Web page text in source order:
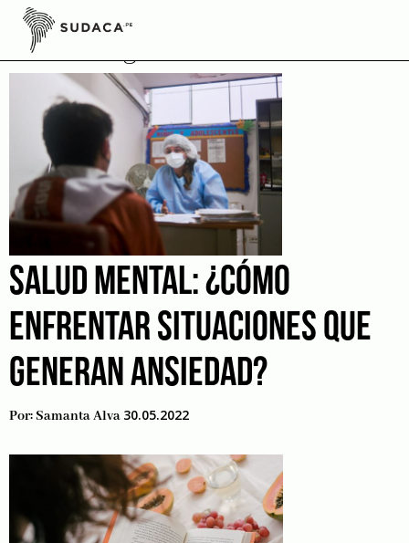
Skip
contentCoaching
SALUD MENTAL: ¿CÓMO
ENFRENTAR SITUACIONES QUE
GENERAN ANSIEDAD?
Por:Samanta Alva 30.05.2022